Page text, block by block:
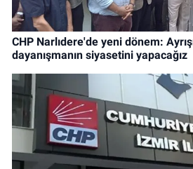
CHP Narlıdere'de yeni dönem:
dayanışmanın siyasetini yapacağız